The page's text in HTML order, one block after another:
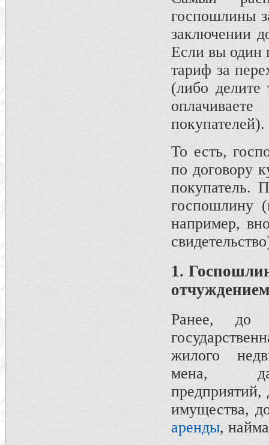
госпошлины
заключении
Если вы один
тариф за
(либо делите
покупателей).
То есть,
по договору
покупатель.
госпошлину
например,
1.
отчуждением
Ранее, до
жилого
мена,
предприятий,
имущества,
аренды,